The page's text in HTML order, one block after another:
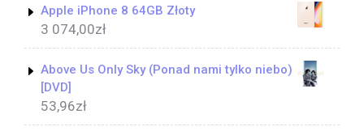
Apple iPhone 8 64GB Złoty
3 074,00zł
Above Us Only Sky (Ponad nami tylko niebo)
[DVD]
53,96zł